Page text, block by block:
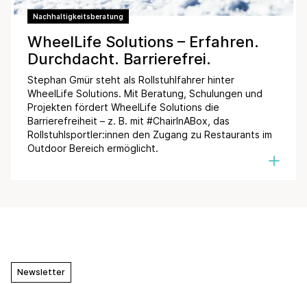
Nachhaltigkeitsberatung
WheelLife Solutions – Erfahren.
Durchdacht. Barrierefrei.
Stephan Gmür steht als Rollstuhlfahrer hinter
WheelLife Solutions. Mit Beratung, Schulungen und
Projekten fördert WheelLife Solutions die
Barrierefreiheit – z. B. mit #ChairInABox, das
Rollstuhlsportler:innen den Zugang zu Restaurants im
Outdoor Bereich ermöglicht.
Newsletter